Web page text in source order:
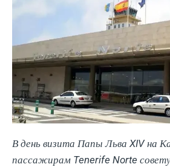
В день визита Папы Льва XIV на
пассажирам Tenerife Norte